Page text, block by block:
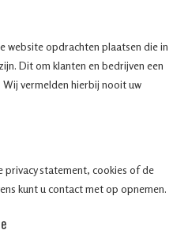
website opdrachten plaatsen die in
Dit om klanten en bedrijven een
vermelden hierbij nooit uw
privacy statement, cookies of de
kunt u contact met op opnemen.